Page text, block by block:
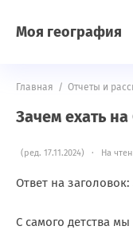
Моя география
Главная / Отчеты и
Зачем ехать
(ред. 17.11.2024) · На
Ответ на
С самого детства